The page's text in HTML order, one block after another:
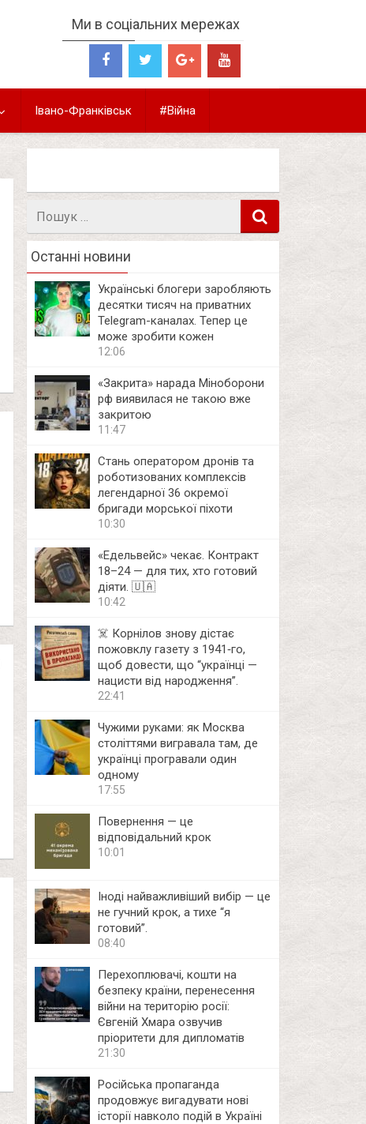
Ми в соціальних мережах
Івано-Франківськ #Війна
Останні новини
Українські блогери заробляють
десятки тисяч на приватних
Telegram-каналах. Тепер це
може зробити кожен
12:06
«Закрита» нарада Міноборони
рф виявилася не такою вже
закритою
11:47
Стань оператором дронів та
роботизованих комплексів
легендарної 36 окремої
бригади морської піхоти
10:30
«Едельвейс» чекає. Контракт
18–24 — для тих, хто готовий
діяти. 🇺🇦
10:42
☠️ Корнілов знову дістає
пожовклу газету з 1941‑го,
щоб довести, що “українці —
нацисти від народження”.
22:41
Чужими руками: як Москва
століттями вигравала там, де
українці програвали один
одному
17:55
Повернення — це
відповідальний крок
10:01
Іноді найважливіший вибір — це
не гучний крок, а тихе “я
готовий”.
08:40
Перехоплювачі, кошти на
безпеку країни, перенесення
війни на територію росії:
Євгеній Хмара озвучив
пріоритети для дипломатів
21:30
Російська пропаганда
продовжує вигадувати нові
історії навколо подій в Україні